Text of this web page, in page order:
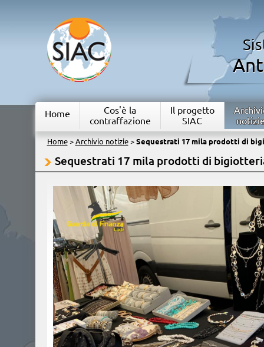
Home
Cos'è la
contraffazione
Il progetto
SIAC
Home> Archivio notizie> Sequestrati 17 mila prodotti di
Sequestrati 17 mila prodotti di